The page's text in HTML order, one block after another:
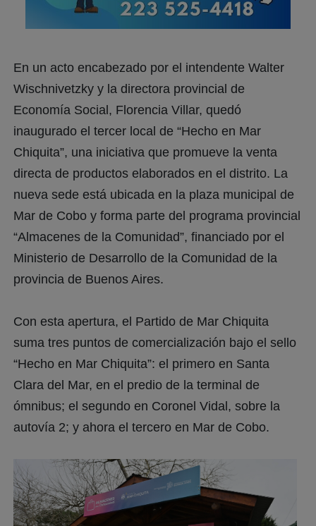
En un acto encabezado por el intendente Walter
Wischnivetzky y la directora provincial de
Economía Social, Florencia Villar, quedó
inaugurado el tercer local de “Hecho en Mar
Chiquita”, una iniciativa que promueve la venta
directa de productos elaborados en el distrito. La
nueva sede está ubicada en la plaza municipal de
Mar de Cobo y forma parte del programa provincial
“Almacenes de la Comunidad”, financiado por el
Ministerio de Desarrollo de la Comunidad de la
provincia de Buenos Aires.
Con esta apertura, el Partido de Mar Chiquita
suma tres puntos de comercialización bajo el sello
“Hecho en Mar Chiquita”: el primero en Santa
Clara del Mar, en el predio de la terminal de
ómnibus; el segundo en Coronel Vidal, sobre la
autovía 2; y ahora el tercero en Mar de Cobo.